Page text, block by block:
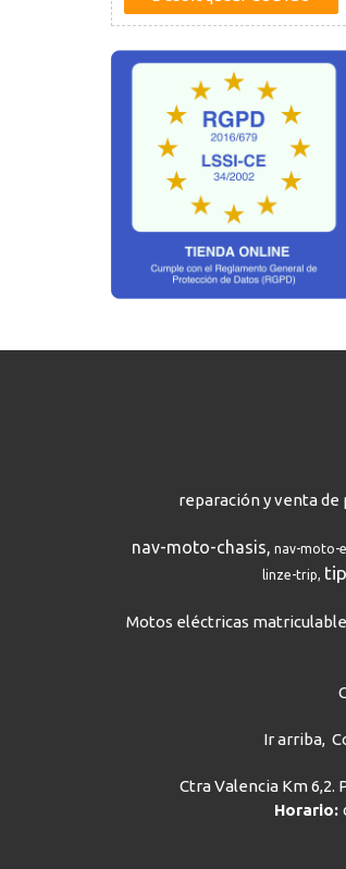
reparación y venta
nav-moto-chasis nav-moto-
linze-trip
Motos eléctricas
Ir arriba
Ctra Valencia Km 6,2.
Horario: